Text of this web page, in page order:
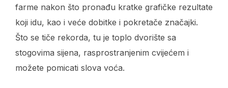
farme nakon što pronađu kratke grafičke rezultate
koji idu, kao i veće dobitke i pokretače značajki.
Što se tiče rekorda, tu je toplo dvorište sa
stogovima sijena, rasprostranjenim cvijećem i
možete pomicati slova voća.